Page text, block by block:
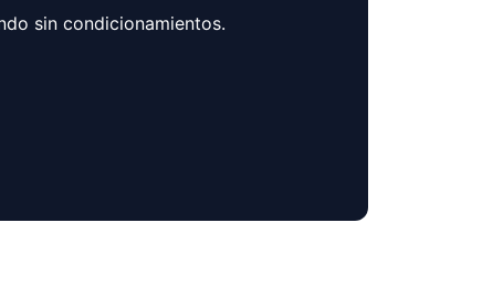
sin condicionamientos.